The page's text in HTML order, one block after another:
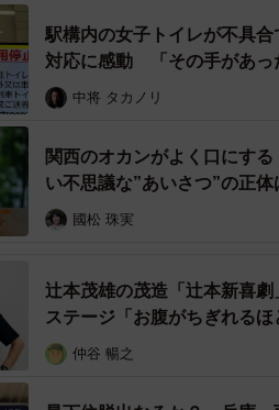
駅構内の女子トイレが不具
対応に感動 「その手があっ
中将 タカノリ
関西のオカンがよく口にす
い不思議な”あいさつ”の正
國松 珠実
辻本茂雄の茂造「辻本新喜
ステージ「お腹がちぎれるほ
仲谷 暢之